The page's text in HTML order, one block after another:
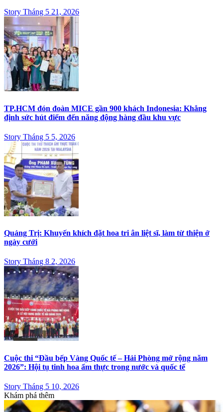
Story Tháng 5 21, 2026
TP.HCM đón đoàn MICE gần 900 khách Indonesia: Khẳng
định sức hút điểm đến năng động hàng đầu khu vực
Story Tháng 5 5, 2026
Quảng Trị: Khuyến khích đặt hoa tri ân liệt sĩ, làm từ thiện ở
ngày cưới
Story Tháng 8 2, 2026
Cuộc thi “Đầu bếp Vàng Quốc tế – Hải Phòng mở rộng năm
2026”: Hội tụ tinh hoa ẩm thực trong nước và quốc tế
Story Tháng 5 10, 2026
Khám phá thêm